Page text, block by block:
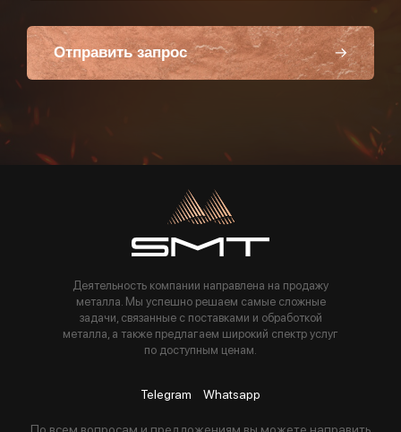
Отправить запрос
Пользуясь данной формой вы соглашаетесь с политикой компании
Деятельность компании направлена на продажу
металла. Мы успешно решаем самые сложные
задачи, связанные с поставками и обработкой
металла, а также предлагаем широкий спектр услуг
по доступным ценам.
Telegram Whatsapp